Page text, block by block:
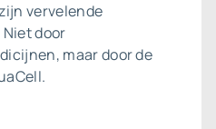
vervelende
door
maar door de